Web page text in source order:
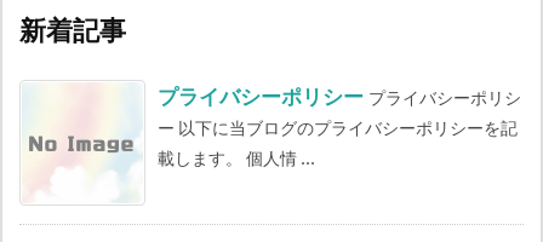
新着記事
プライバシーポリシー プライバシーポリシ
ー 以下に当ブログのプライバシーポリシーを記
載します。 個人情 ...